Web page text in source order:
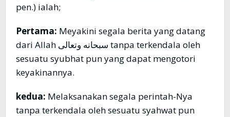
pen.) ialah;
Pertama: Meyakini segala berita yang datang
dari Allah سبحانه وتعالى tanpa terkendala oleh
sesuatu syubhat pun yang dapat mengotori
keyakinannya.
kedua: Melaksanakan segala perintah-Nya
tanpa terkendala oleh sesuatu syahwat pun